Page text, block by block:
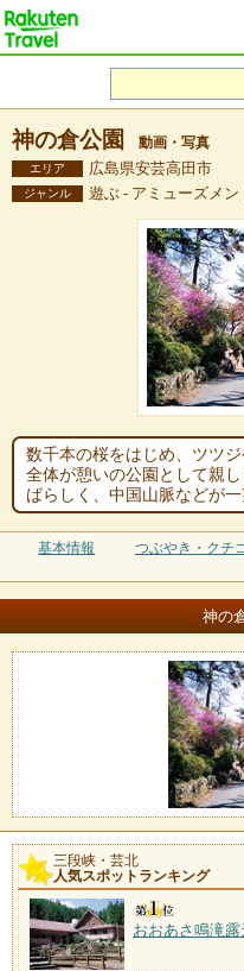
神の倉公園 動画・写真
エリア 広島県安芸高田市
ジャンル 遊ぶ - アミューズメン
数千本の桜をはじめ、ツツ
全体が憩いの公園として親
ばらしく、中国山脈などが一
基本情報 つぶやき・クチ
神の
三段峡・芸北
人気スポットランキング
おおあさ鳴滝露